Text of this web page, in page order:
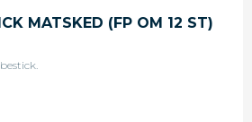
MATSKED (FP OM 12 ST)